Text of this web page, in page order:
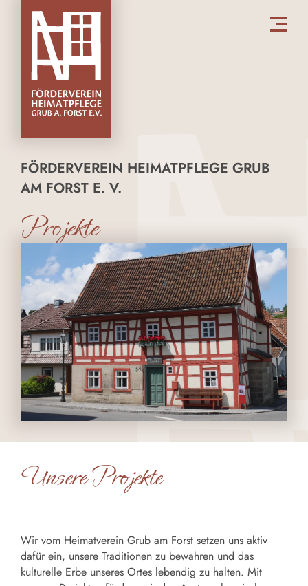
FÖRDERVEREIN HEIMATPFLEGE GRUB
AM FORST E. V.
Projekte
Unsere Projekte
Wir vom Heimatverein Grub am Forst setzen uns aktiv
dafür ein, unsere Traditionen zu bewahren und das
kulturelle Erbe unseres Ortes lebendig zu halten. Mit